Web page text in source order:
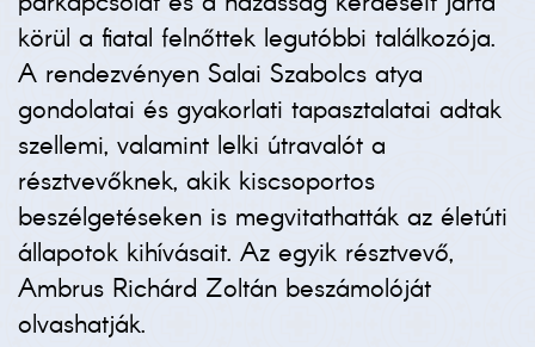
körül a fiatal felnőttek legutóbbi találkozója.
A rendezvényen Salai Szabolcs atya
gondolatai és gyakorlati tapasztalatai adtak
szellemi, valamint lelki útravalót a
résztvevőknek, akik kiscsoportos
beszélgetéseken is megvitathatták az életúti
állapotok kihívásait. Az egyik résztvevő,
Ambrus Richárd Zoltán beszámolóját
olvashatják.